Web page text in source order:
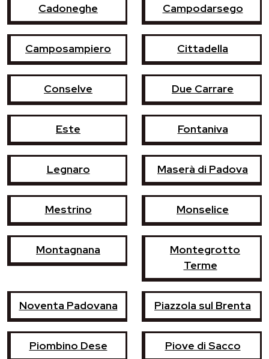
Cadoneghe Campodarsego
Camposampiero Cittadella
Conselve Due Carrare
Este Fontaniva
Legnaro Maserà di Padova
Mestrino Monselice
Montagnana
Montegrotto
Terme
Noventa Padovana Piazzola sul Brenta
Piombino Dese Piove di Sacco